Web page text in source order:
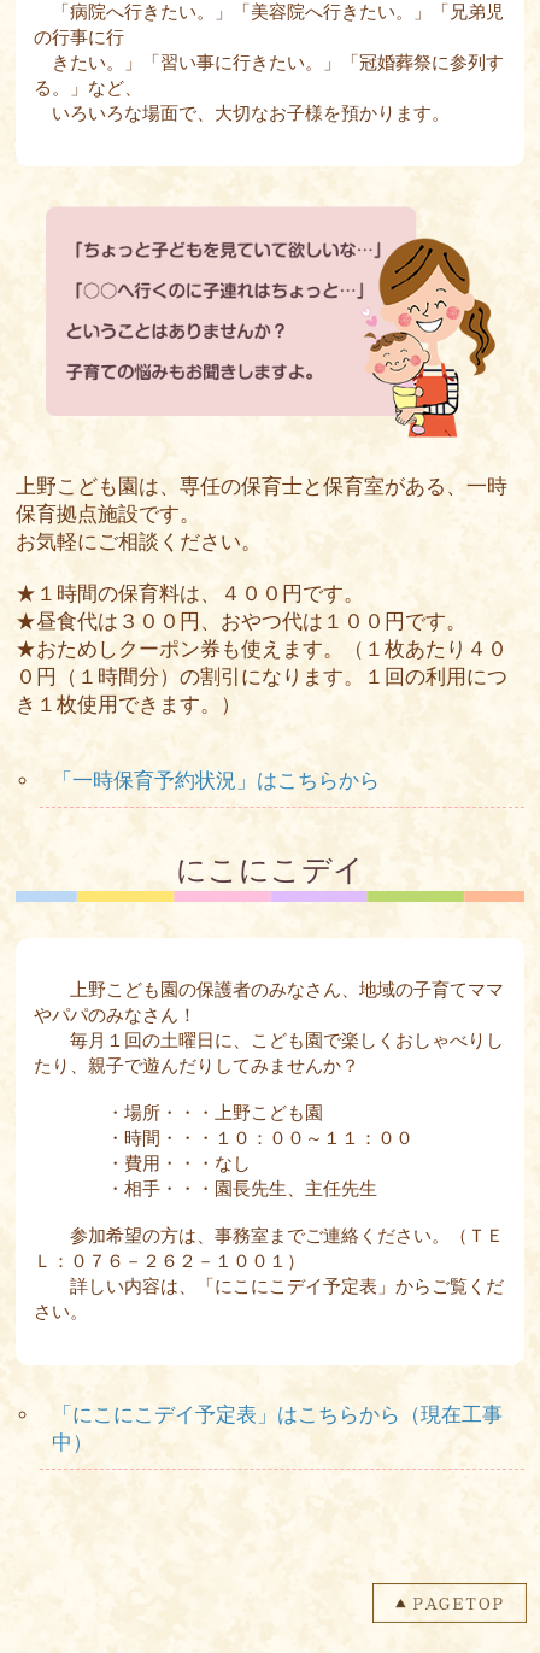
「病院へ行きたい。」「美容院へ行きたい。」「兄弟児
の行事に行
きたい。」「習い事に行きたい。」「冠婚葬祭に参列す
る。」など、
いろいろな場面で、大切なお子様を預かります。
上野こども園は、専任の保育士と保育室がある、一時
保育拠点施設です。
お気軽にご相談ください。
★１時間の保育料は、４００円です。
★昼食代は３００円、おやつ代は１００円です。
★おためしクーポン券も使えます。（１枚あたり４０
０円（１時間分）の割引になります。１回の利用につ
き１枚使用できます。）
「一時保育予約状況」はこちらから
にこにこデイ
上野こども園の保護者のみなさん、地域の子育てママ
やパパのみなさん！
毎月１回の土曜日に、こども園で楽しくおしゃべりし
たり、親子で遊んだりしてみませんか？
・場所・・・上野こども園
・時間・・・１０：００～１１：００
・費用・・・なし
・相手・・・園長先生、主任先生
参加希望の方は、事務室までご連絡ください。（ＴＥ
Ｌ：０７６－２６２－１００１）
詳しい内容は、「にこにこデイ予定表」からご覧くだ
さい。
「にこにこデイ予定表」はこちらから（現在工事
中）